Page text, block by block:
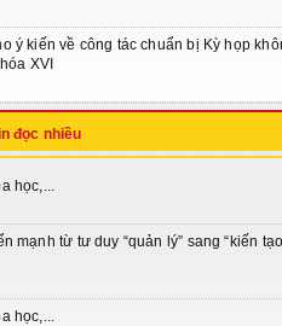
ý kiến về công tác chuẩn bị Kỳ họp
XVI
đọc nhiều
học,...
mạnh từ tư duy “quản lý” sang “kiến
học,...